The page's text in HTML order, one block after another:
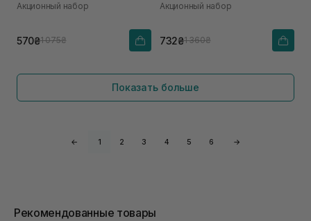
Serum
Акционный набор
570₴1 075₴
Акционный набор
732₴1 360₴
Показать больше
← 1 2 3 4 5 6 →
Рекомендованные товары